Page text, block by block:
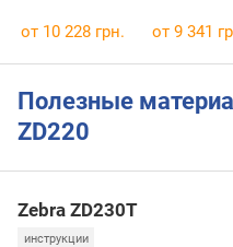
от 10 228 грн. от 9 341
Полезные
ZD220
Zebra ZD230T
инструкции